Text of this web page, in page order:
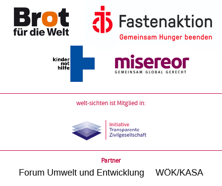
welt-sichten ist Mitglied in:
Partner
Forum Umwelt und Entwicklung WÖK/KASA